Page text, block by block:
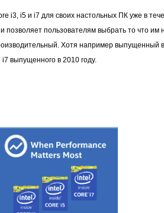
i3, i5 и i7 для своих настольных ПК уже в
позволяет пользователям выбрать то что им
Хотя например выпущенный
i7 выпущенного в 2010 году.